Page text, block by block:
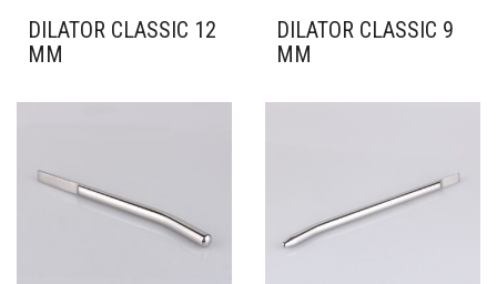
DILATOR CLASSIC 12
MM
DILATOR CLASSIC 9
MM